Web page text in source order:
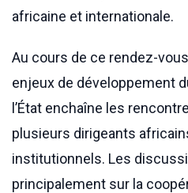
africaine et internationale.
Au cours de ce rendez-
enjeux de développement
l’État enchaîne les
plusieurs dirigeants
institutionnels. Les
principalement sur la